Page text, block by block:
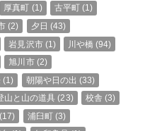
厚真町 (1) 古平町 (1)
(2) 夕日 (43)
岩見沢市(1) 川や橋 (94)
旭川市(2)
(1) 朝陽や日の出 (33)
山と山の道具 (23) 校舎 (3)
(17) 浦臼町(3)